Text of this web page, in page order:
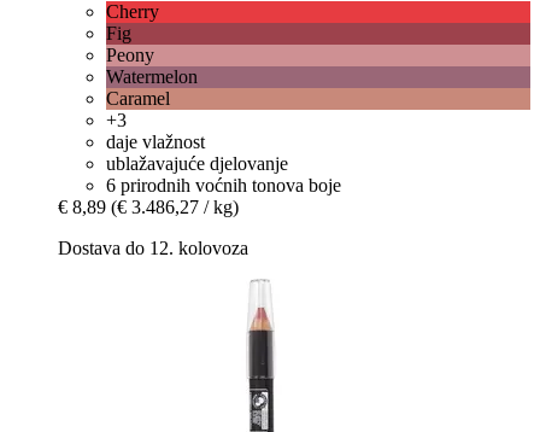
Cherry
Fig
Peony
Watermelon
Caramel
+3
daje vlažnost
ublažavajuće djelovanje
6 prirodnih voćnih tonova boje
€ 8,89 (€ 3.486,27 / kg)
Dostava do 12. kolovoza